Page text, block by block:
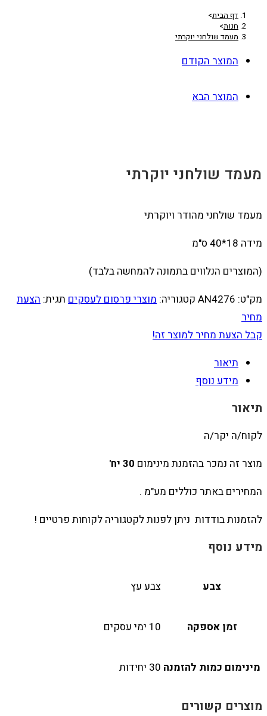
דף הבית>
חנות>
מעמד שולחני יוקרתי
המוצר הקודם
המוצר הבא
מעמד שולחני יוקרתי
מעמד שולחני מהודר ויוקרתי
מידה 18*40 ס"מ
(המוצרים הנלווים בתמונה להמחשה בלבד)
מק"ט: AN4276 קטגוריה: מוצרי פרסום לעסקים תגית: הצעת
מחיר
קבל הצעת מחיר למוצר זה!
תיאור
מידע נוסף
תיאור
לקוח/ה יקר/ה
מוצר זה נמכר בהזמנת מינימום 30 יח'
המחירים באתר כוללים מע"מ .
להזמנות בודדות ניתן לפנות לקטגוריה לקוחות פרטיים !
מידע נוסף
צבע צבע עץ
זמן אספקה 10 ימי עסקים
מינימום כמות להזמנה 30 יחידות
מוצרים קשורים